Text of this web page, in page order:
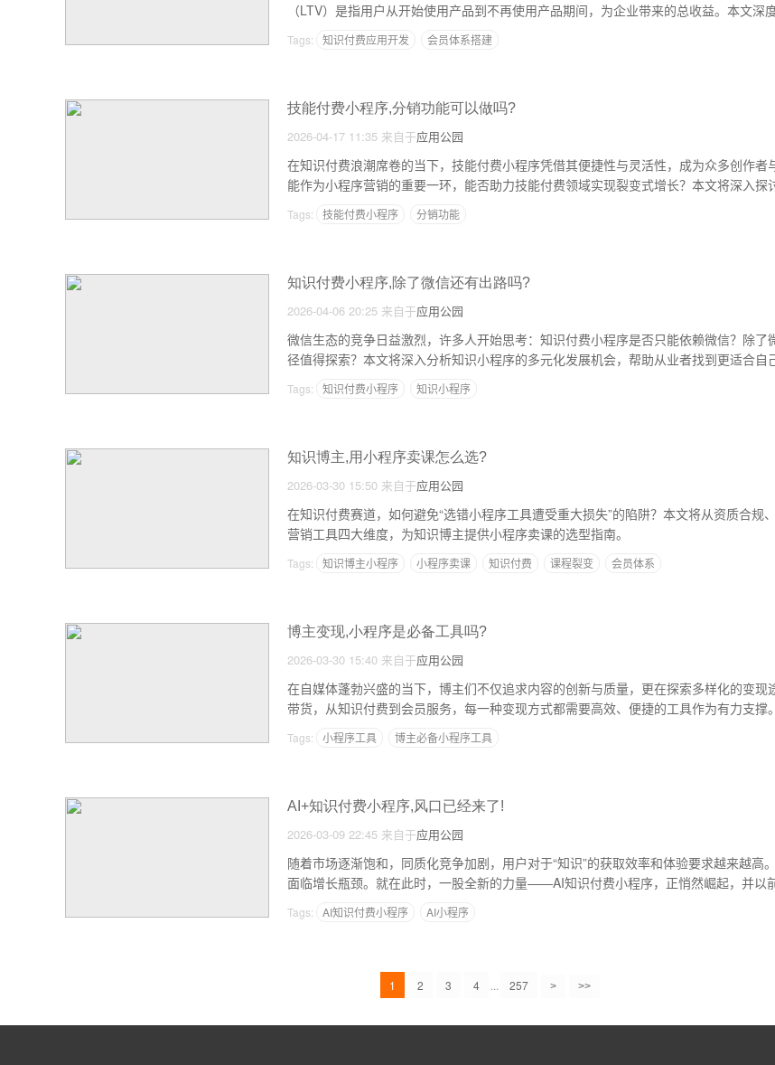
（LTV）是指用户从开始使用产品到不再使用产品期间，为企业带来的总收益。本文深
中会员体系的核心逻辑，结合行业案例与实操策略，为开发者提供从0到1的完整指南。
Tags: 知识付费应用开发 会员体系搭建
技能付费小程序,分销功能可以做吗?
2026-04-17 11:35 来自于应用公园
在知识付费浪潮席卷的当下，技能付费小程序凭借其便捷性与灵活性，成为众多创作者
能作为小程序营销的重要一环，能否助力技能付费领域实现裂变式增长？本文将深入探
能的可行性、实现方式及潜在价值，为从业者提供实用参考。
Tags: 技能付费小程序 分销功能
知识付费小程序,除了微信还有出路吗?
2026-04-06 20:25 来自于应用公园
微信生态的竞争日益激烈，许多人开始思考：知识付费小程序是否只能依赖微信？除了
径值得探索？本文将深入分析知识小程序的多元化发展机会，帮助从业者找到更适合自
Tags: 知识付费小程序 知识小程序
知识博主,用小程序卖课怎么选?
2026-03-30 15:50 来自于应用公园
在知识付费赛道，如何避免“选错小程序工具遭受重大损失”的陷阱？本文将从资质合规
营销工具四大维度，为知识博主提供小程序卖课的选型指南。
Tags: 知识博主小程序 小程序卖课 知识付费 课程裂变 会员体系
博主变现,小程序是必备工具吗?
2026-03-30 15:40 来自于应用公园
在自媒体蓬勃兴盛的当下，博主们不仅追求内容的创新与质量，更在探索多样化的变现
带货，从知识付费到会员服务，每一种变现方式都需要高效、便捷的工具作为有力支撑
序因其独特的优势，逐渐成为博主们关注的焦点。那么，小程序真的是博主变现的必备
Tags: 小程序工具 博主必备小程序工具
AI+知识付费小程序,风口已经来了!
2026-03-09 22:45 来自于应用公园
随着市场逐渐饱和，同质化竞争加剧，用户对于“知识”的获取效率和体验要求越来越高
面临增长瓶颈。就在此时，一股全新的力量——AI知识付费小程序，正悄然崛起，并以
业的格局。可以说，AI+知识付费的风口，已经真切地来到了我们面前。
Tags: AI知识付费小程序 AI小程序
1 2 3 4 ... 257 > >>